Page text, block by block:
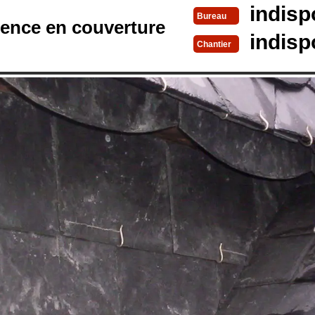
en couverture
Bureau
Chantier